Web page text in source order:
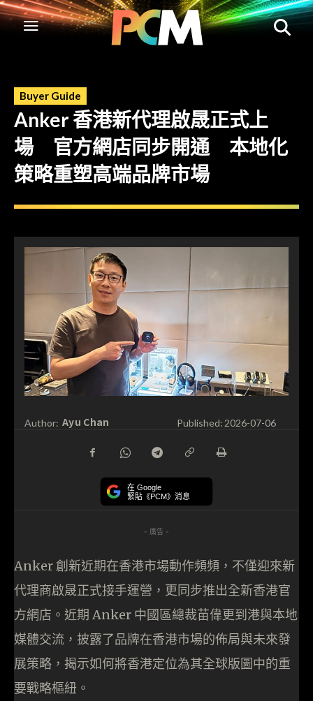
Buyer Guide
Anker 香港新代理啟晟正式上
場 官方網店同步開通 本地化
策略重塑高端品牌市場
Author: Ayu Chan Published: 2026-07-06
在 Google
緊貼《PCM》消息
- 廣告 -
Anker 創新近期在香港市場動作頻頻，不僅迎來新
代理商啟晟正式接手運營，更同步推出全新香港官
方網店。近期 Anker 中國區總裁苗偉更到港與本地
媒體交流，披露了品牌在香港市場的佈局與未來發
展策略，揭示如何將香港定位為其全球版圖中的重
要戰略樞紐。